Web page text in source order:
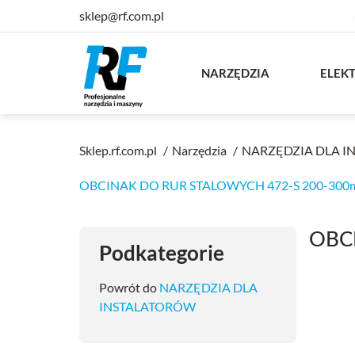
sklep@rf.com.pl
NARZĘDZIA
Sklep.rf.com.pl Narzędzia NARZĘDZIA DLA
OBCINAK DO RUR STALOWYCH 472-S 200-
Podkategorie
Powrót do NARZĘDZIA DLA
INSTALATORÓW